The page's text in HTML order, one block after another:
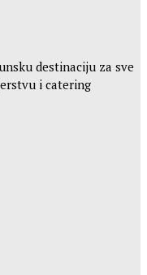
destinaciju za sve
i catering